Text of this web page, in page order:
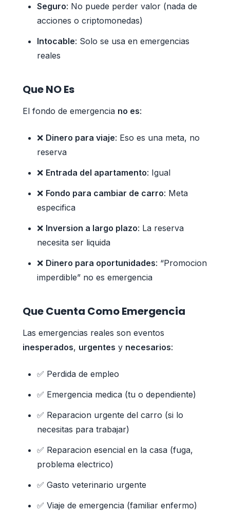
Seguro: No puede perder valor (nada de
acciones o criptomonedas)
Intocable: Solo se usa en emergencias
reales
Que NO Es
El fondo de emergencia no es:
❌ Dinero para viaje: Eso es una meta, no
reserva
❌ Entrada del apartamento: Igual
❌ Fondo para cambiar de carro: Meta
especifica
❌ Inversion a largo plazo: La reserva
necesita ser liquida
❌ Dinero para oportunidades: “Promocion
imperdible” no es emergencia
Que Cuenta Como Emergencia
Las emergencias reales son eventos
inesperados, urgentes y necesarios:
✅ Perdida de empleo
✅ Emergencia medica (tu o dependiente)
✅ Reparacion urgente del carro (si lo
necesitas para trabajar)
✅ Reparacion esencial en la casa (fuga,
problema electrico)
✅ Gasto veterinario urgente
✅ Viaje de emergencia (familiar enfermo)